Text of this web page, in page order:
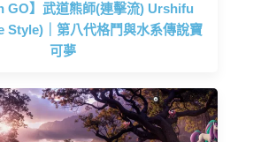
GO】武道熊師(連擊流) Urshifu
Style)｜第八代格鬥與水系傳說寶
可夢